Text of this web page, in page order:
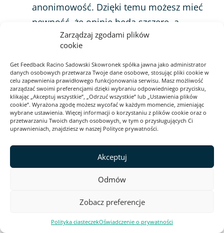
Zarządzaj zgodami plików
cookie
Get Feedback Racino Sadowski Skowronek spółka jawna jako administrator
danych osobowych przetwarza Twoje dane osobowe, stosując pliki cookie w
celu zapewnienia prawidłowego funkcjonowania serwisu. Masz możliwość
zarządzać swoimi preferencjami dzięki wybraniu odpowiedniego przycisku,
klikając „Akceptuj wszystkie”, „Odrzuć wszystkie” lub „Ustawienia plików
cookie”. Wyrażona zgodę możesz wycofać w każdym momencie, zmieniając
wybrane ustawienia. Więcej informacji o korzystaniu z plików cookie oraz o
przetwarzaniu Twoich danych osobowych, w tym o przysługujących Ci
uprawnieniach, znajdziesz w naszej Polityce prywatności.
Akceptuj
Odmów
Zobacz preferencje
Polityka ciasteczekOświadczenie o prywatności
anonimowość. Dzięki temu możesz mieć
pewność, że opinie będą szczere, a
klienci czy pracownicy nie będą musieli
obawiać się o konsekwencje udzielenia
negatywnego feedbacku.
Możesz łatwo sprawić, że Twoja ankieta
będzie wyglądała estetycznie i samym
designem zachęcała do wypełnienia.
Poza tym do kwestionariusza możesz
wstawić logo Twojej firmy, mając tym
samym pewność, że osoba wypełniająca
skojarzy je z Twoją organizacją. O tym jak
podpowiadamy w poradniku.
Ankieta online pozwala zgromadzić